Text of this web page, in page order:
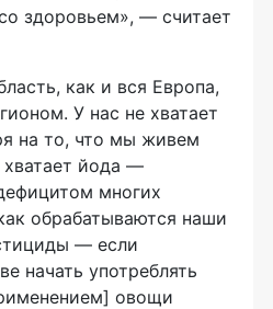
здоровьем», — считает
как и вся Европа,
У нас не хватает
на то, что мы живем
хватает йода —
многих
обрабатываются наши
— если
начать употреблять
овощи